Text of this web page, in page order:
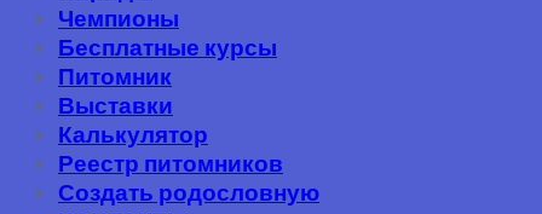
Чемпионы
Бесплатные курсы
Питомник
Выставки
Калькулятор
Реестр питомников
Создать родословную